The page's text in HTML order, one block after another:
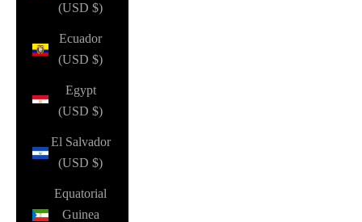
(USD $)
Ecuador
(USD $)
Egypt
(USD $)
El Salvador
(USD $)
Equatorial
Guinea